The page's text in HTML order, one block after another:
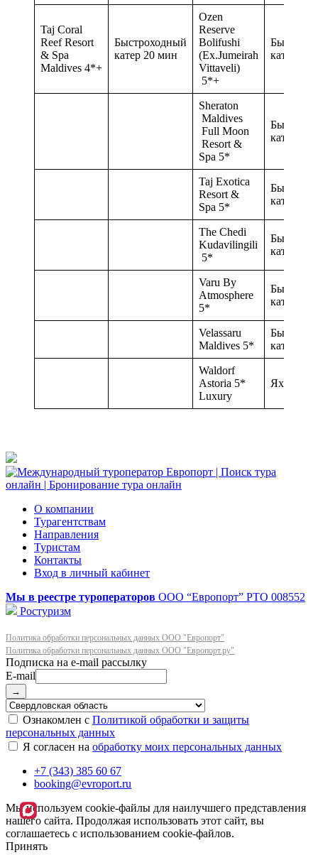
Taj Coral
Reef Resort
& Spa
Maldives 4*+
Быстроходный
катер 20 мин
Ozen
Reserve
Bolifushi
(Ex.Jumeirah
Vittaveli)
5*+
катер 20
Sheraton
Maldives
Full Moon
Resort &
Spa 5*
катер 15
Taj Exotica
Resort &
Spa 5*
катер 20
The Chedi
Kudavilingili
5*
катер 40
Varu By
Atmosphere
5*
катер 40
Velassaru
Maldives 5*
катер 25
Waldorf
Astoria 5*
Luxury
Яхта 40
О компании
Турагентствам
Направления
Туристам
Контакты
Вход в личный кабинет
Мы в реестре туроператоров ООО “Европорт” РТО 008552
Ростуризм
Политика обработки персональных данных ООО "Европорт"
Политика обработки персональных данных ООО "Европорт.ру"
E-mail
→
Ознакомлен с Политикой обработки и защиты
персональных данных
Я согласен на обработку моих персональных данных
+7 (343) 385 60 67
booking@evroport.ru
Мы используем cookie-файлы для наилучшего представления
нашего сайта. Продолжая использовать этот сайт, вы
соглашаетесь с использованием cookie-файлов.
Принять